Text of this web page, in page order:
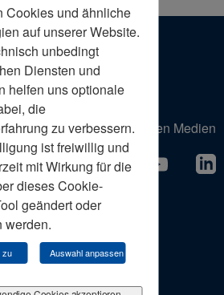
Cookies und ähnliche
auf unserer Website.
unbedingt
Diensten und
helfen uns optionale
die
zu verbessern.
ist freiwillig und
mit Wirkung für die
dieses Cookie-
geändert oder
werden.
zu Auswahl anpassen
in den Sozialen Medien